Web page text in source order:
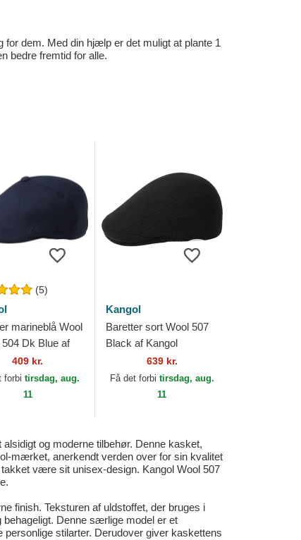
dem. Med din hjælp er det muligt at plante 1
bedre fremtid for alle.
(5)
marineblå Wool
504 Dk Blue af
409 kr.
forbitirsdag, aug.
11
Kangol
Baretter sort Wool 507
Black af Kangol
639 kr.
Få det forbi tirsdag, aug.
11
og moderne tilbehør. Denne kasket,
mærket, anerkendt verden over for sin kvalitet
være sit unisex-design. Kangol Wool 507
finish. Teksturen af uldstoffet, der bruges i
behageligt. Denne særlige model er et
stilarter. Derudover giver kaskettens